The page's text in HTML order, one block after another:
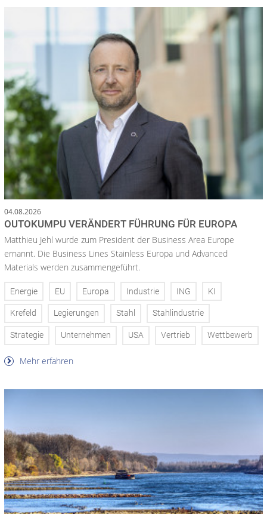
04.08.2026
OUTOKUMPU VERÄNDERT FÜHRUNG FÜR EUROPA
Matthieu Jehl wurde zum President der Business Area Europe
ernannt. Die Business Lines Stainless Europa und Advanced
Materials werden zusammengeführt.
Energie EU Europa Industrie ING KI
Krefeld Legierungen Stahl Stahlindustrie
Strategie Unternehmen USA Vertrieb Wettbewerb
Mehr erfahren